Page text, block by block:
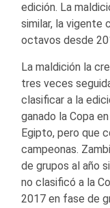
edición. La
similar, la vigente
octavos desde
La maldición la
tres veces
clasificar a la
ganado la Copa
Egipto, pero que
campeonas.
de grupos al año
no clasificó a la
2017 en fase de